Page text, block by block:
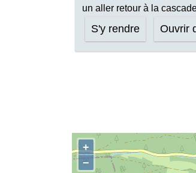
un aller retour à la
S'y rendre Ouvrir
+
−